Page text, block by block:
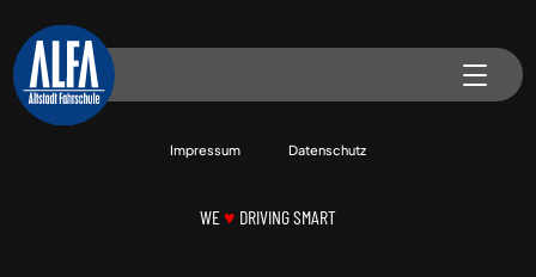
Impressum Datenschutz
WE♥ DRIVING SMART